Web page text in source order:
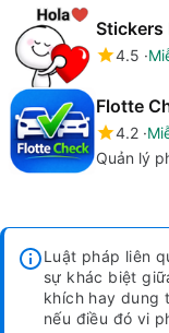
Stickers
4.5
Flotte
4.2
Quản lý
Luật pháp liên
sự khác biệt
khích hay dung
nếu điều đó vi